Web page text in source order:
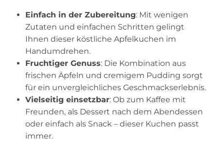
Einfach in der Zubereitung: Mit wenigen
Zutaten und einfachen Schritten gelingt
Ihnen dieser köstliche Apfelkuchen im
Handumdrehen.
Fruchtiger Genuss: Die Kombination aus
frischen Äpfeln und cremigem Pudding sorgt
für ein unvergleichliches Geschmackserlebnis.
Vielseitig einsetzbar: Ob zum Kaffee mit
Freunden, als Dessert nach dem Abendessen
oder einfach als Snack – dieser Kuchen passt
immer.